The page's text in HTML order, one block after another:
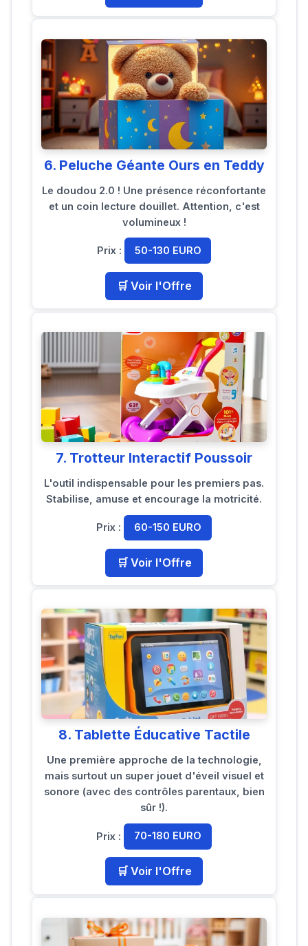
6. Peluche Géante Ours en Teddy
Le doudou 2.0 ! Une présence réconfortante
et un coin lecture douillet. Attention, c'est
volumineux !
Prix : 50-130 EURO
🛒 Voir l'Offre
7. Trotteur Interactif Poussoir
L'outil indispensable pour les premiers pas.
Stabilise, amuse et encourage la motricité.
Prix : 60-150 EURO
🛒 Voir l'Offre
8. Tablette Éducative Tactile
Une première approche de la technologie,
mais surtout un super jouet d'éveil visuel et
sonore (avec des contrôles parentaux, bien
sûr !).
Prix : 70-180 EURO
🛒 Voir l'Offre